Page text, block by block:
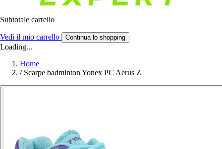
Subtotale carrello
Vedi il mio carrello Continua lo shopping
Loading...
Home
/ Scarpe badminton Yonex PC Aerus Z